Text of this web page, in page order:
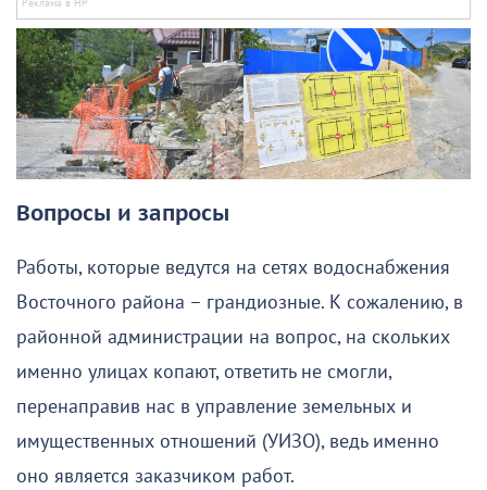
Вопросы и запросы
Работы, которые ведутся на сетях водоснабжения
Восточного района – грандиозные. К сожалению, в
районной администрации на вопрос, на скольких
именно улицах копают, ответить не смогли,
перенаправив нас в управление земельных и
имущественных отношений (УИЗО), ведь именно
оно является заказчиком работ.